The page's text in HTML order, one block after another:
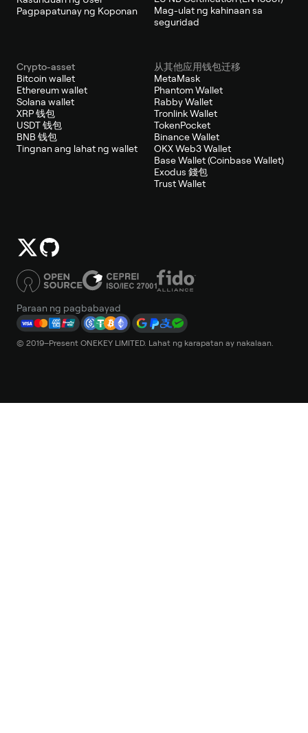
Pagpapatunay ng Koponan
Mag-ulat ng kahinaan sa
seguridad
Crypto-asset
Bitcoin wallet
Ethereum wallet
Solana wallet
XRP 钱包
USDT 钱包
BNB 钱包
Tingnan ang lahat ng wallet
从其他应用钱包迁移
MetaMask
Phantom Wallet
Rabby Wallet
Tronlink Wallet
TokenPocket
Binance Wallet
OKX Web3 Wallet
Base Wallet (Coinbase Wallet)
Exodus 錢包
Trust Wallet
Paraan ng pagbabayad
© 2019–Present ONEKEY LIMITED. Lahat ng karapatan ay nakalaan.